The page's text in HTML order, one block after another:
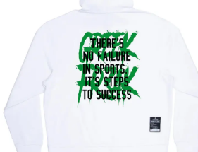
varianti.
opzioni
possono
essere
scelte
nella